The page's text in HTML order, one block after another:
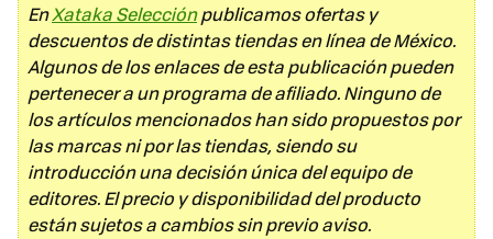
EnXataka Selecciónpublicamos ofertas y
descuentos de distintas tiendas en línea de México.
Algunos de los enlaces de esta publicación pueden
pertenecer a un programa de afiliado. Ninguno de
los artículos mencionados han sido propuestos por
las marcas ni por las tiendas, siendo su
introducción una decisión única del equipo de
editores. El precio y disponibilidad del producto
están sujetos a cambios sin previo aviso.